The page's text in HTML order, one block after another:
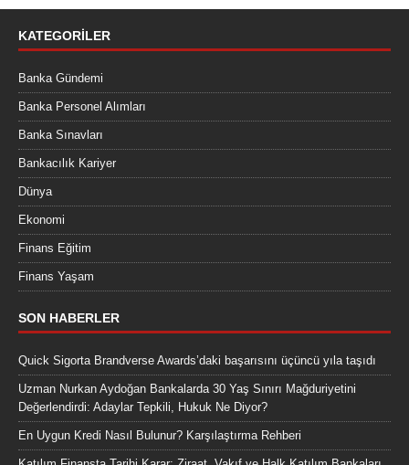
KATEGORILER
Banka Gündemi
Banka Personel Alımları
Banka Sınavları
Bankacılık Kariyer
Dünya
Ekonomi
Finans Eğitim
Finans Yaşam
SON HABERLER
Quick Sigorta Brandverse Awards’daki başarısını üçüncü yıla taşıdı
Uzman Nurkan Aydoğan Bankalarda 30 Yaş Sınırı Mağduriyetini
Değerlendirdi: Adaylar Tepkili, Hukuk Ne Diyor?
En Uygun Kredi Nasıl Bulunur? Karşılaştırma Rehberi